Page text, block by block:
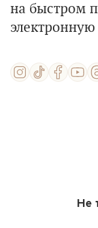
на быстром
Не